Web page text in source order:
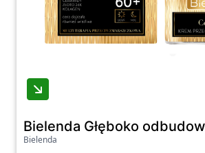
Bielenda Głęboko
Bielenda